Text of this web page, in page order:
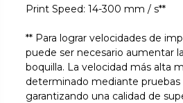
Print Speed: 14-300 mm / s**
** Para lograr velocidades de
puede ser necesario aumentar
boquilla. La velocidad más alta
determinado mediante pruebas
garantizando una calidad de